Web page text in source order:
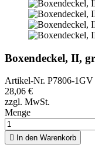
Boxendeckel, II,
Artikel-Nr. P7806-1GV
28,06 €
zzgl. MwSt.
Menge
 In den Warenkorb